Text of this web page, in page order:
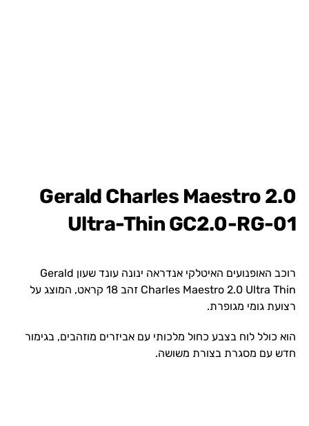
Gerald Charles Maestro 2.0
Ultra-Thin GC2.0-RG-01
רוכב האופנועים האיטלקי אנדראה ינונה עונד שעון Gerald
Charles Maestro 2.0 Ultra Thin זהב 18 קראט, המוצג על
רצועת גומי מגופרת.
הוא כולל לוח בצבע כחול מלכותי עם אביזרים מוזהבים, בגימור
חדש עם מסגרת בצורת משושה.